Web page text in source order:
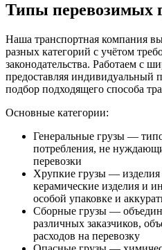
Типы перевозимых
Наша транспортная компания
разных категорий с учётом
законодательства. Работаем с
предоставляя индивидуальный
подбор подходящего способа
Основные категории:
Генеральные грузы —
потребления, не
перевозки
Хрупкие грузы — изделия
керамические изделия и
особой упаковке и
Сборные грузы —
различных заказчиков,
расходов на перевозку